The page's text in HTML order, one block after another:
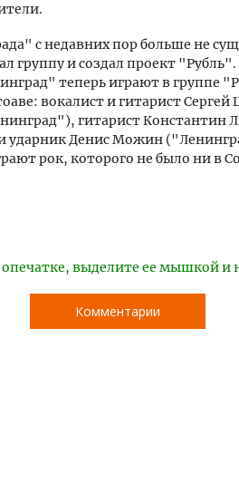
с недавних пор больше не
группу и создал проект "Рубль".
теперь играют в группе
вокалист и гитарист
гитарист Константин
ударник Денис Можин
рок, которого не было ни в
выделите ее мышкой и
Комментарии